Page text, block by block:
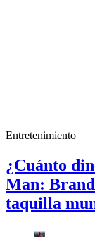
Entretenimiento
¿Cuánto
Man:
taquilla